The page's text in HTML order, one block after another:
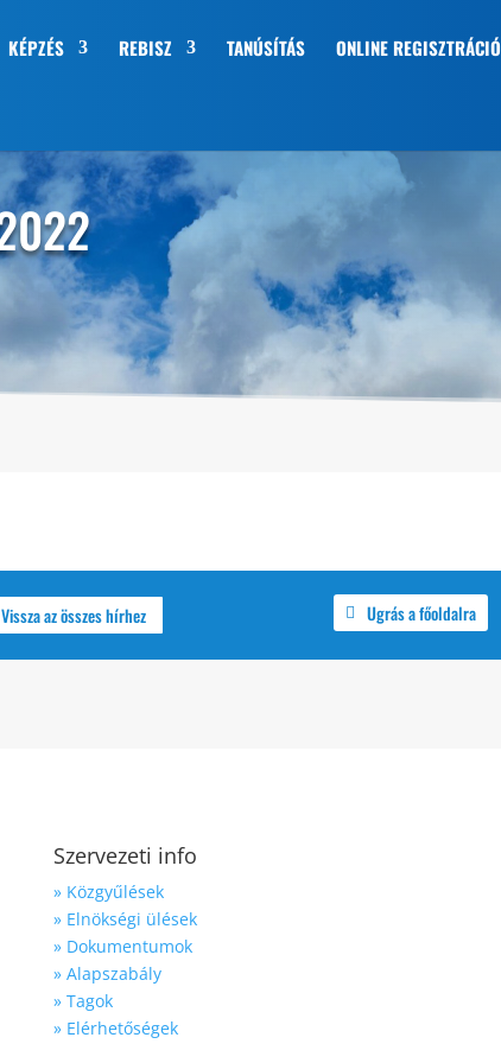
KÉPZÉS REBISZ TANÚSÍTÁS ONLINE REGISZTRÁCIÓ
Vissza az összes hírhez Ugrás a főoldalra
Szervezeti info
» Közgyűlések
» Elnökségi ülések
» Dokumentumok
» Alapszabály
» Tagok
» Elérhetőségek